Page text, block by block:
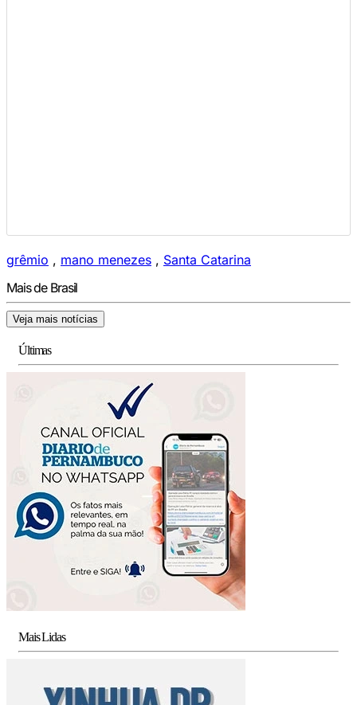
grêmio , mano menezes , Santa Catarina
Mais de Brasil
Veja mais notícias
Últimas
Mais Lidas